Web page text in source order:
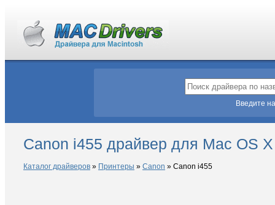
Введите
Canon i455 драйвер для Mac OS X
Каталог драйверов » Принтеры » Canon » Canon i455